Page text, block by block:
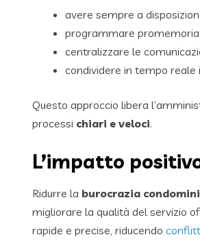
avere sempre a
programmare promemoria
centralizzare le
condividere in tempo reale
Questo approccio libera
processi chiari e veloci.
L’impatto
Ridurre la burocrazia
migliorare la qualità del servizio
rapide e precise, riducendo